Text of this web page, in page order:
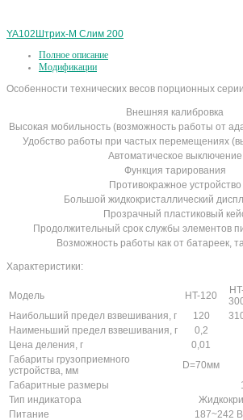
YA102 Штрих-М Слим 200
Полное описание
Модификации
Особенности технических весов порционных
Внешняя калибровка
Высокая мобильность (возможность работы от
Удобство работы при частых перемещениях
Автоматическое выключение
Функция тарирования
Противокражное устройство
Большой жидкокристаллический
Прозрачный пластиковый
Продолжительный срок службы элементов
Возможность работы как от батареек,
Характеристики:
Модель HT-120
Наибольший предел взвешивания, г
120
Наименьший предел взвешивания, г
0,2
Цена деления, г
0,01
Габариты грузоприемного
устройства, мм
D=70мм
Габаритные размеры
Тип индикатора
Питание
187~242